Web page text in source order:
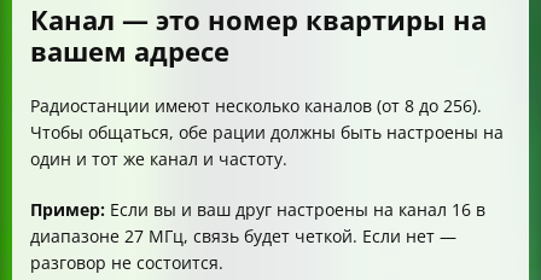
Канал — это номер квартиры на
вашем адресе
Радиостанции имеют несколько каналов (от 8 до 256).
Чтобы общаться, обе рации должны быть настроены на
один и тот же канал и частоту.
Пример: Если вы и ваш друг настроены на канал 16 в
диапазоне 27 МГц, связь будет четкой. Если нет —
разговор не состоится.